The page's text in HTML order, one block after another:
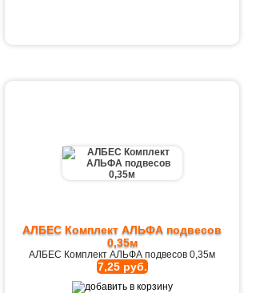
АЛБЕС Комплект АЛЬФА подвесов
0,35м
АЛБЕС Комплект АЛЬФА подвесов 0,35м
7,25 руб.